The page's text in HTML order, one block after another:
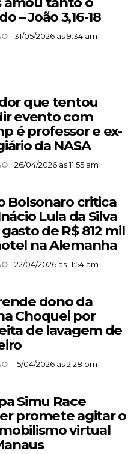
– João 3,16-18
31/05/2026 as 9:34 am
que tentou
evento com
é professor e ex-
da NASA
26/04/2026 as 11:55 am
Bolsonaro critica
Lula da Silva
de R$ 812 mil
na Alemanha
22/04/2026 as 11:54 am
dono da
Choquei por
de lavagem de
15/04/2026 as 2:28 pm
Simu Race
promete agitar o
virtual